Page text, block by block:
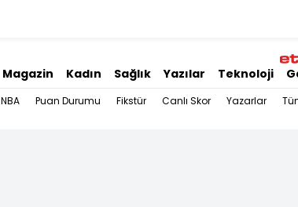
Magazin Kadın Sağlık Yazılar Teknoloji
NBA Puan Durumu Fikstür Canlı Skor Yazarlar